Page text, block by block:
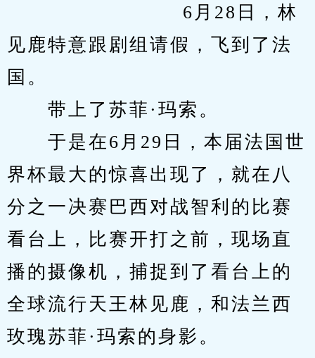
见鹿特意跟剧组请假，飞到了法
国。
带上了苏菲·玛索。
于是在6月29日，本届法国世
界杯最大的惊喜出现了，就在八
分之一决赛巴西对战智利的比赛
看台上，比赛开打之前，现场直
播的摄像机，捕捉到了看台上的
全球流行天王林见鹿，和法兰西
玫瑰苏菲·玛索的身影。